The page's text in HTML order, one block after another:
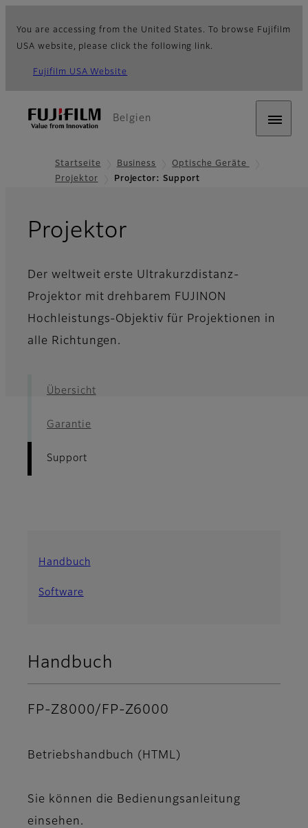
You are accessing from the United States. To browse Fujifilm
USA website, please click the following link.
Fujifilm USA Website
Belgien
Startseite Business
Optische Geräte
Projektor
Projector: Support
Projektor- Support
Der weltweit erste Ultrakurzdistanz-
Projektor mit drehbarem FUJINON
Hochleistungs-Objektiv für Projektionen in
alle Richtungen.
Übersicht
Garantie
Support
Handbuch
Software
Handbuch
FP-Z8000/FP-Z6000
Betriebshandbuch (HTML)
Sie können die Bedienungsanleitung
einsehen.